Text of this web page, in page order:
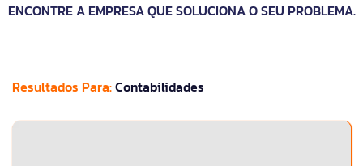
ENCONTRE A EMPRESA QUE SOLUCIONA O SEU PROBLEMA.
Resultados Para:Contabilidades